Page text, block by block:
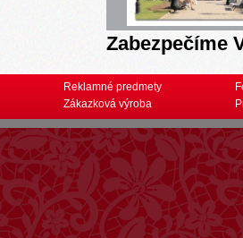
Zabezpečíme
Reklamné predmety
Zákazková výroba